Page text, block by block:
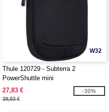
W32
Thule 120729 - Subterra 2
PowerShuttle mini
27,83 €
39,83 €
-30%